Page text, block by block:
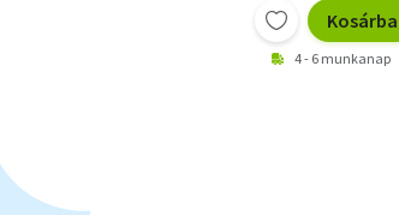
Kosárba
4 - 6 munkanap